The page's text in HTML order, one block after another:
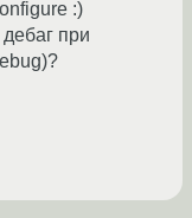
:)
при